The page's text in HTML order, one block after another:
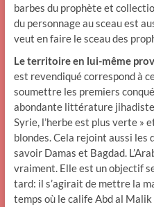
barbes du prophète et
du personnage au sceau est
veut en faire le sceau des
Le territoire en lui-même
est revendiqué correspond à
soumettre les premiers
abondante littérature jihadiste
Syrie, l’herbe est plus verte »
blondes. Cela rejoint aussi les
savoir Damas et Bagdad.
vraiment. Elle est un objectif
tard: il s’agirait de mettre la
temps où le calife Abd al